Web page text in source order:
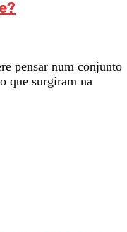
pensar num conjunto
que surgiram na